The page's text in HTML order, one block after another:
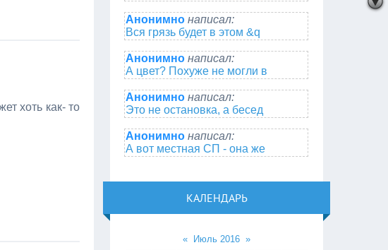
хоть как- то
Анонимно написал:
Вся грязь будет в этом &q
Анонимно написал:
А цвет? Похуже не могли в
Анонимно написал:
Это не остановка, а бесед
Анонимно написал:
А вот местная СП - она же
КАЛЕНДАРЬ
« Июль 2016 »